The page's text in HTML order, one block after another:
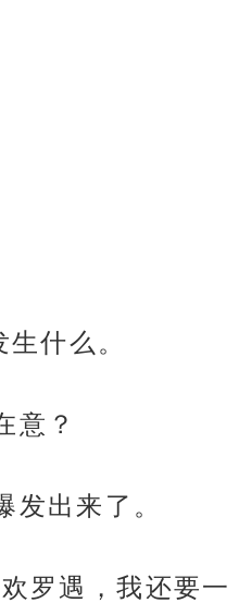
什么。
意？
出来了。
罗遇，我还要一